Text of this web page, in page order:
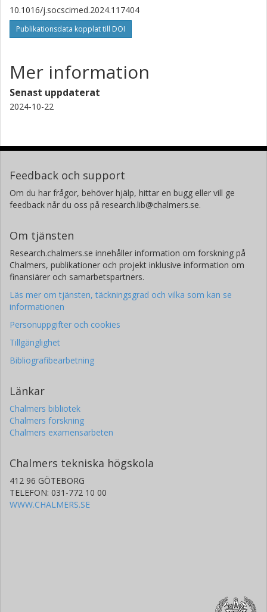
10.1016/j.socscimed.2024.117404
Publikationsdata kopplat till DOI
Mer information
Senast uppdaterat
2024-10-22
Feedback och support
Om du har frågor, behöver hjälp, hittar en bugg eller vill ge
feedback når du oss på research.lib@chalmers.se.
Om tjänsten
Research.chalmers.se innehåller information om forskning på
Chalmers, publikationer och projekt inklusive information om
finansiärer och samarbetspartners.
Läs mer om tjänsten, täckningsgrad och vilka som kan se
informationen
Personuppgifter och cookies
Tillgänglighet
Bibliografibearbetning
Länkar
Chalmers bibliotek
Chalmers forskning
Chalmers examensarbeten
Chalmers tekniska högskola
412 96 GÖTEBORG
TELEFON: 031-772 10 00
WWW.CHALMERS.SE